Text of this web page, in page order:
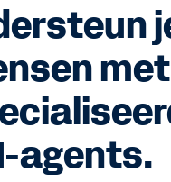
met
agents.